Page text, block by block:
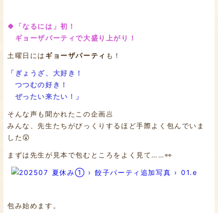
🍀「なるには」初！
ギョーザパーティで大盛り上がり！
土曜日には ギョーザパーティ も！
「ぎょうざ、大好き！
つつむの好き！
ぜったい来たい！」
そんな声も聞かれたこの企画🥟
みんな、先生たちがびっくりするほど手際よく包んでいま
した😲
まずは先生が見本で包むところをよく見て……👀
包み始めます。